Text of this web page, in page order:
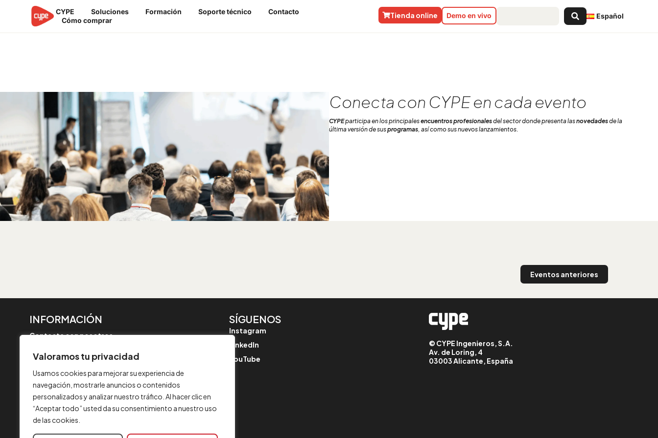
Valoramos tu privacidad
Usamos cookies para mejorar su experiencia de
navegación, mostrarle anuncios o contenidos
personalizados y analizar nuestro tráfico. Al hacer clic en
“Aceptar todo” usted da su consentimiento a nuestro uso
de las cookies.
contenido
CYPE Soluciones Formación Soporte técnico
Contacto
Cómo comprar
Español
Search
...
Demo en vivo
Tienda online
Conecta con CYPE en cada evento
CYPEparticipa en los principalesencuentros profesionalesdel sector donde presenta lasnovedadesde la
última versión de susprogramas, así como sus nuevos lanzamientos.
Eventos anteriores
INFORMACIÓN
Contacta con nosotros
Política de cookies
FAQ
Formulario de quejas
Certificaciones
Política de Seguridad
Comunicados de Fusión
SÍGUENOS
Instagram
LinkedIn
YouTube
© CYPE Ingenieros, S.A.
Av. de Loring, 4
03003 Alicante, España